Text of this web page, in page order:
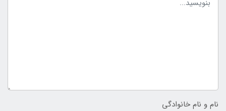
نام و نام خانوادگی